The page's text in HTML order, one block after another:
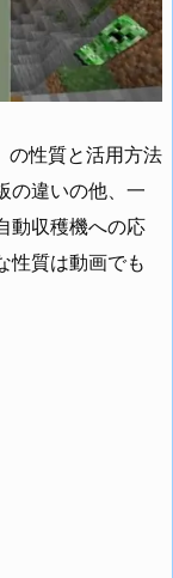
の性質と活用方法
の違いの他、一
動収穫機への応
性質は動画でも